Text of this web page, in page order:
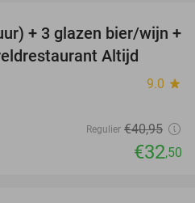
21%
+ 3 glazen bier/wijn +
Altijd
9.0 star
Regulier €40,95
€32,50